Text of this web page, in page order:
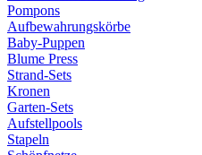
Pompons
Aufbewahrungskörbe
Baby-Puppen
Blume Press
Strand-Sets
Kronen
Garten-Sets
Aufstellpools
Stapeln